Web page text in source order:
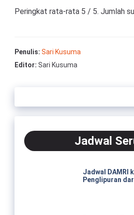
Peringkat rata-rata 5 / 5. Jumlah
Penulis: Sari Kusuma
Editor: Sari Kusuma
Jadwal
Jadwal DAMRI
Penglipuran